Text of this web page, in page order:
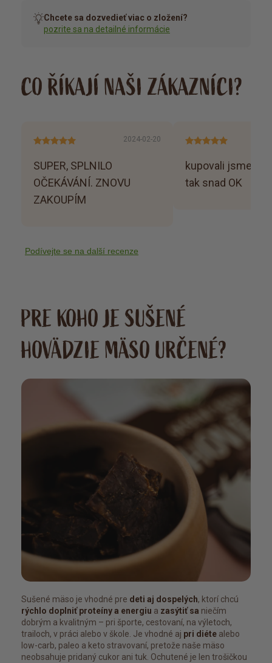
Chcete sa dozvedieť viac o zložení?
pozrite sa na detailné informácie
CO ŘÍKAJÍ NAŠI ZÁKAZNÍCI?
2024-02-20
SUPER, SPLNILO
OČEKÁVÁNÍ. ZNOVU
ZAKOUPÍM
kupovali jsme
tak snad OK
Podívejte se na další recenze
PRE KOHO JE SUŠENÉ
HOVÄDZIE MÄSO URČENÉ?
Sušené mäso je vhodné pre deti aj dospelých, ktorí chcú
rýchlo doplniť proteíny a energiu a zasýtiť sa niečím
dobrým a kvalitným – pri športe, cestovaní, na výletoch,
trailoch, v práci alebo v škole. Je vhodné aj pri diéte alebo
low-carb, paleo a keto stravovaní, pretože naše mäso
neobsahuje pridaný cukor ani tuk. Ochutené je len trošičkou